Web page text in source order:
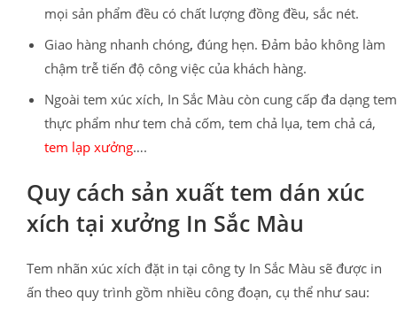
mọi sản phẩm đều có chất lượng đồng đều, sắc nét.
Giao hàng nhanh chóng, đúng hẹn. Đảm bảo không làm
chậm trễ tiến độ công việc của khách hàng.
Ngoài tem xúc xích, In Sắc Màu còn cung cấp đa dạng tem
thực phẩm như tem chả cốm, tem chả lụa, tem chả cá,
tem lạp xưởng….
Quy cách sản xuất tem dán xúc
xích tại xưởng In Sắc Màu
Tem nhãn xúc xích đặt in tại công ty In Sắc Màu sẽ được in
ấn theo quy trình gồm nhiều công đoạn, cụ thể như sau: